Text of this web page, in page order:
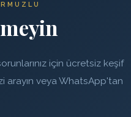
için ücretsiz keşif
arayın veya WhatsApp'tan